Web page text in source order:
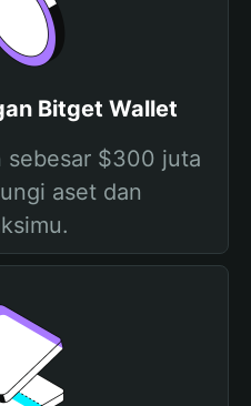
Bitget Wallet
sebesar $300 juta
aset dan